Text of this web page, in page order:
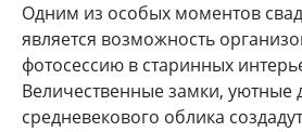
Одним из особых моментов
является возможность
фотосессию в старинных
Величественные замки,
средневекового облика